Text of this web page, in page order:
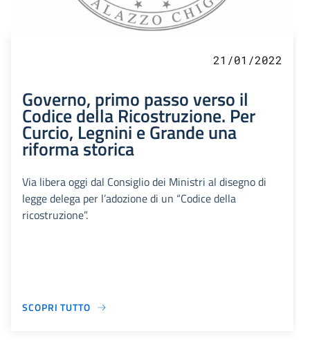
21/01/2022
Governo, primo passo verso il
Codice della Ricostruzione. Per
Curcio, Legnini e Grande una
riforma storica
Via libera oggi dal Consiglio dei Ministri al disegno di
legge delega per l’adozione di un “Codice della
ricostruzione”.
SCOPRI TUTTO